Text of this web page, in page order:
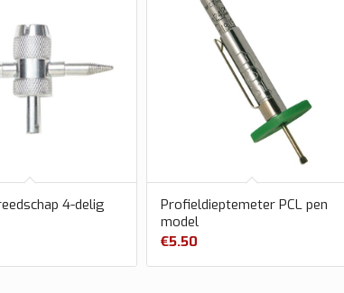
4-delig
Profieldieptemeter PCL pen
model
€5.50